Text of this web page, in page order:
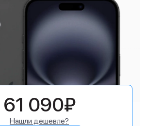
61 090₽
Нашли дешевле?